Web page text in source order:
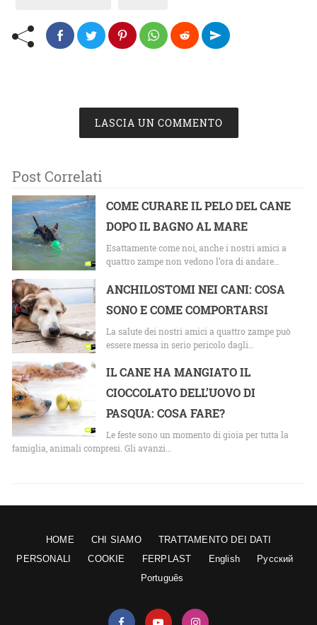
LASCIA UN COMMENTO
Post Correlati
COME CURARE IL PELO DEL CANE
DOPO IL BAGNO AL MARE
Esattamente come noi, anche i nostri amici a
quattro zampe non vedono l’ora di andare…
ANCHILOSTOMI NEI CANI: COSA
SONO E COME COMPORTARSI
La salute dei nostri amici a quattro zampe può
essere messa in serio pericolo dagli…
IL CANE HA MANGIATO IL
CIOCCOLATO DELL’UOVO DI
PASQUA: COSA FARE?
Le feste sono un momento di gioia per tutta la
famiglia, animali compresi. Gli avanzi…
HOME CHI SIAMO
TRATTAMENTO DEI DATI
PERSONALI
COOKIE FERPLAST English
Русский
Português